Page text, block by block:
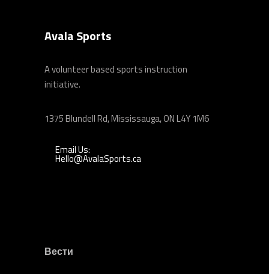
Avala Sports
A volunteer based sports instruction
initiative.
1375 Blundell Rd, Mississauga, ON L4Y 1M6
Email Us:
Hello@AvalaSports.ca
Вести